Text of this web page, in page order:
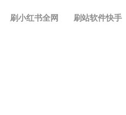
刷小红书全网 刷站软件快手